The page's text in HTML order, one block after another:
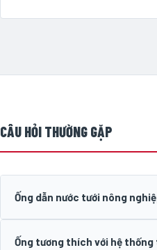
CÂU HỎI THƯỜNG GẶP
Ống dẫn nước tưới nông
Ống tương thích với hệ thống